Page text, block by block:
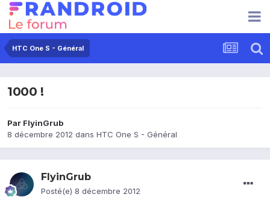
HTC One S - Général
1000 !
Par FlyinGrub
8 décembre 2012 dans HTC One S - Général
FlyinGrub
Posté(e) 8 décembre 2012